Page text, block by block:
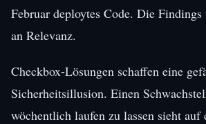
Februar deploytes Code. Die
an Relevanz.
Checkbox-Lösungen schaffen eine
Sicherheitsillusion. Einen
wöchentlich laufen zu lassen sieht